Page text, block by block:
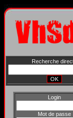
Recherche
Login
Mot de passe